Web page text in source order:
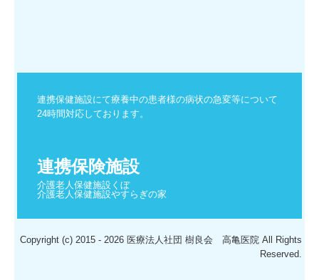
連携保健施設にて療養中の患者様の病状の急変等について
24時間対応しております。
連携保険施設
介護老人保健施設くぼ
介護老人保健施設やすらぎの家
Copyright (c) 2015 - 2026 医療法人社団 樹良会 高亀医院 All Rights
Reserved.